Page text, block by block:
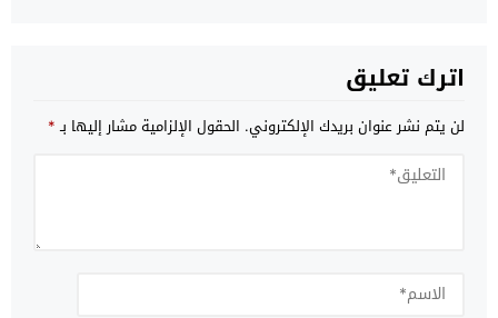
اترك تعليق
لن يتم نشر عنوان بريدك الإلكتروني. الحقول الإلزامية مشار إليها بـ*